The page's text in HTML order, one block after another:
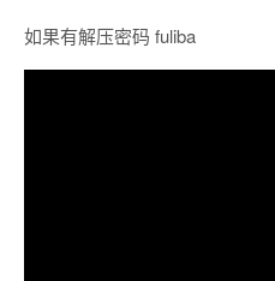
如果有解压密码 fuliba